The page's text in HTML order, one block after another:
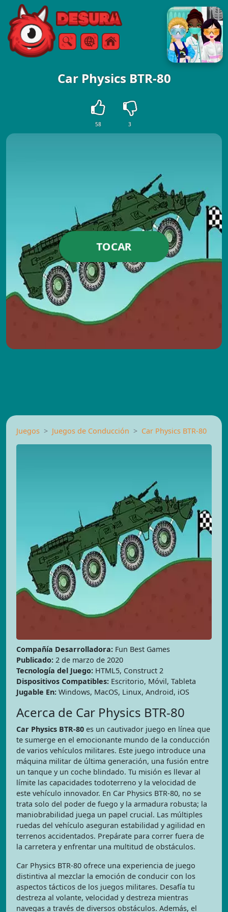
Free Online Games
BuscarMenú
Car Physics BTR-80
58 3
TOCAR
Juegos Juegos de Conducción Car Physics BTR-80
Compañía Desarrolladora: Fun Best Games
Publicado: 2 de marzo de 2020
Tecnología del Juego: HTML5, Construct 2
Dispositivos Compatibles: Escritorio, Móvil, Tableta
Jugable En: Windows, MacOS, Linux, Android, iOS
Acerca de Car Physics BTR-80
Car Physics BTR-80 es un cautivador juego en línea que
te sumerge en el emocionante mundo de la conducción
de varios vehículos militares. Este juego introduce una
máquina militar de última generación, una fusión entre
un tanque y un coche blindado. Tu misión es llevar al
límite las capacidades todoterreno y la velocidad de
este vehículo innovador. En Car Physics BTR-80, no se
trata solo del poder de fuego y la armadura robusta; la
maniobrabilidad juega un papel crucial. Las múltiples
ruedas del vehículo aseguran estabilidad y agilidad en
terrenos accidentados. Prepárate para correr fuera de
la carretera y enfrentar una multitud de obstáculos.
Car Physics BTR-80 ofrece una experiencia de juego
distintiva al mezclar la emoción de conducir con los
aspectos tácticos de los juegos militares. Desafía tu
destreza al volante, velocidad y destreza mientras
navegas a través de diversos obstáculos. Además, el